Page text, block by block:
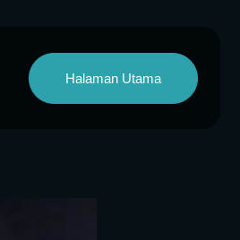
Halaman Utama